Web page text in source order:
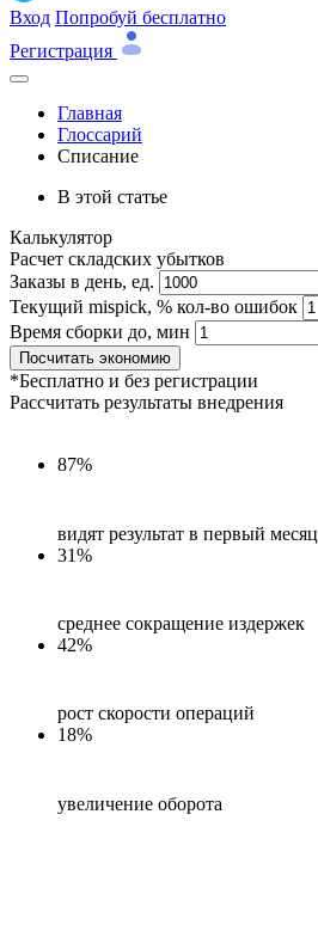
Вход Попробуй бесплатно
Регистрация
Главная
Глоссарий
Списание
В этой статье
Калькулятор
Расчет складских убытков
Заказы в день, ед.
Текущий mispick, % кол-во ошибок
Время сборки до, мин
Посчитать экономию
*Бесплатно и без регистрации
Рассчитать результаты внедрения
87%
видят результат в первый месяц
31%
среднее сокращение издержек
42%
рост скорости операций
18%
увеличение оборота